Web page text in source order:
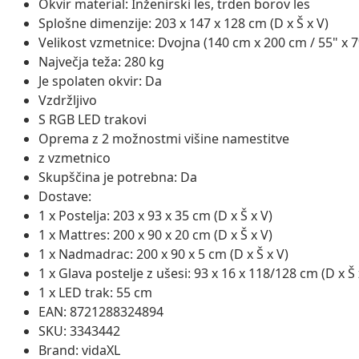
Okvir material: Inženirski les, trden borov les
Splošne dimenzije: 203 x 147 x 128 cm (D x Š x V)
Velikost vzmetnice: Dvojna (140 cm x 200 cm / 55" x
Največja teža: 280 kg
Je spolaten okvir: Da
Vzdržljivo
S RGB LED trakovi
Oprema z 2 možnostmi višine namestitve
z vzmetnico
Skupščina je potrebna: Da
Dostave:
1 x Postelja: 203 x 93 x 35 cm (D x Š x V)
1 x Mattres: 200 x 90 x 20 cm (D x Š x V)
1 x Nadmadrac: 200 x 90 x 5 cm (D x Š x V)
1 x Glava postelje z ušesi: 93 x 16 x 118/128 cm (D x Š
1 x LED trak: 55 cm
EAN: 8721288324894
SKU: 3343442
Brand: vidaXL